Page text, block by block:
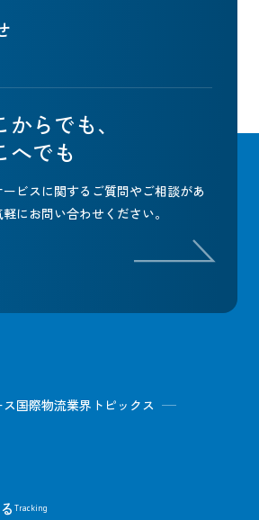
らでも、
へでも
ビスに関するご質問やご相談があ
軽にお問い合わせください。
国際物流業界トピックス
Tracking